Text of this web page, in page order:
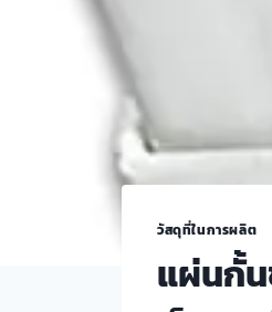
วัสดุที่ในการผลิต
แผ่นกั้